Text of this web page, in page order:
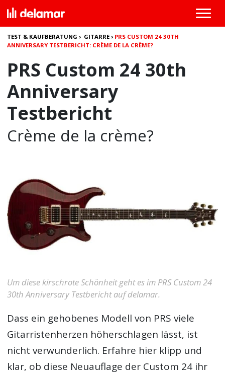
TEST & KAUFBERATUNG › GITARRE › PRS CUSTOM 24 30TH
ANNIVERSARY TESTBERICHT: CRÈME DE LA CRÈME?
PRS Custom 24 30th
Anniversary
Testbericht
Crème de la crème?
Um diese kirschrote Schönheit geht es im PRS Custom 24
30th Anniversary Testbericht auf delamar.
Dass ein gehobenes Modell von PRS viele
Gitarristenherzen höherschlagen lässt, ist
nicht verwunderlich. Erfahre hier klipp und
klar, ob diese Neuauflage der Custom 24 ihr